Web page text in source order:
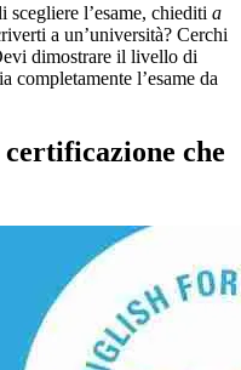
scegliere l’esame, chiediti a
a un’università? Cerchi
dimostrare il livello di
completamente l’esame da
che